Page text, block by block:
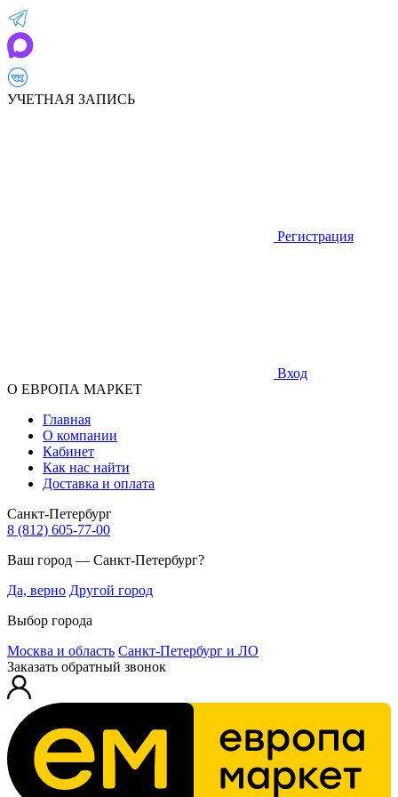
УЧЕТНАЯ ЗАПИСЬ
Регистрация
Вход
О ЕВРОПА МАРКЕТ
Главная
О компании
Кабинет
Как нас найти
Доставка и оплата
Санкт-Петербург
8 (812) 605-77-00
Ваш город — Санкт-Петербург?
Да, верно Другой город
Выбор города
Москва и область Санкт-Петербург и ЛО
Заказать обратный звонок